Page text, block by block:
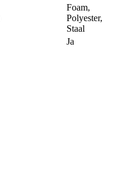
Foam,
Polyester,
Staal
Ja